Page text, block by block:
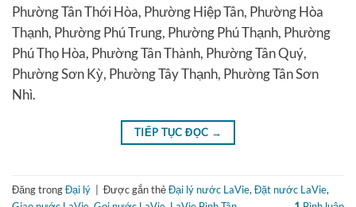
Phường Tân Thới Hòa, Phường Hiệp Tân, Phường Hòa
Thạnh, Phường Phú Trung, Phường Phú Thạnh, Phường
Phú Thọ Hòa, Phường Tân Thành, Phường Tân Quý,
Phường Sơn Kỳ, Phường Tây Thạnh, Phường Tân Sơn
Nhì.
TIẾP TỤC ĐỌC →
Đăng trongĐại lý Được gắn thẻĐại lý nước LaVie, Đặt nước LaVie,